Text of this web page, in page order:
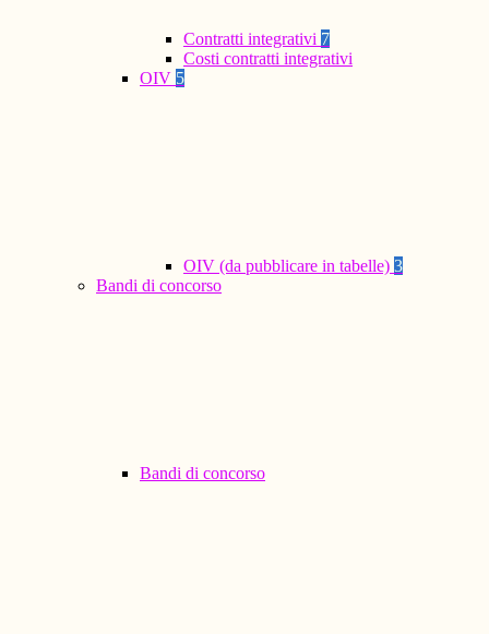
Contratti integrativi 7
Costi contratti integrativi
OIV 5
OIV (da pubblicare in tabelle) 3
Bandi di concorso
Bandi di concorso